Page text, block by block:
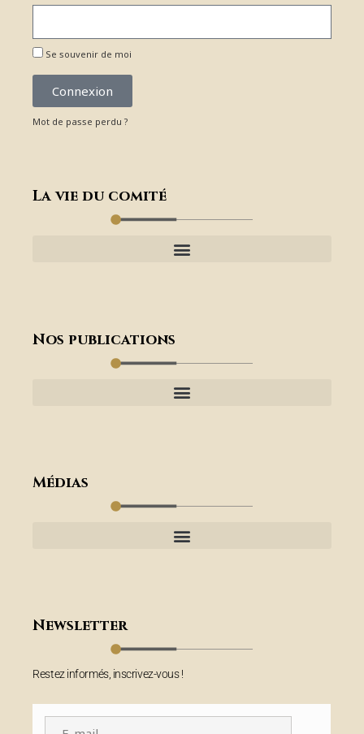
Se souvenir de moi
Connexion
Mot de passe perdu ?
La vie du comité
Nos publications
Médias
Newsletter
Restez informés, inscrivez-vous !